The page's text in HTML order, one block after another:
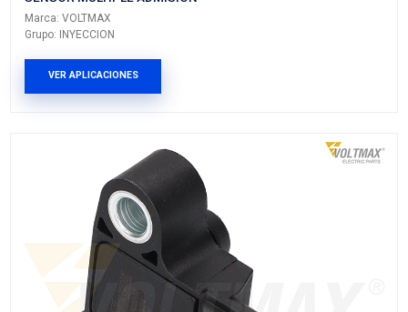
25184083
SENSOR MULTIPLE ADMISION
Grupo: INYECCION
VER APLICACIONES